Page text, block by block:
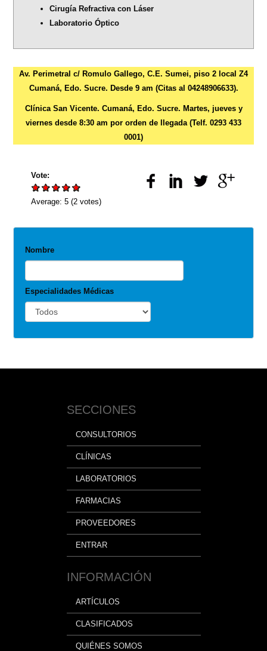
Cirugía Refractiva con Láser
Laboratorio Óptico
Av. Perimetral c/ Romulo Gallego, C.E. Sumei, piso 2 local Z4
Cumaná, Edo. Sucre. Desde 9 am (Citas al 04248906633).
Clínica San Vicente. Cumaná, Edo. Sucre. Martes, jueves y
viernes desde 8:30 am por orden de llegada (Telf. 0293 433
0001)
Vote:
Average:5 (2 votes)
Nombre
Especialidades Médicas
SECCIONES
CONSULTORIOS
CLÍNICAS
LABORATORIOS
FARMACIAS
PROVEEDORES
ENTRAR
INFORMACIÓN
ARTÍCULOS
CLASIFICADOS
QUIÉNES SOMOS